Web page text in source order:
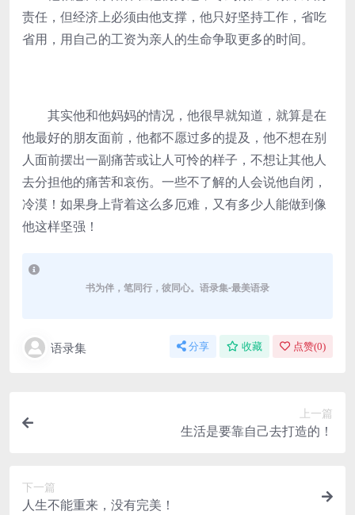
责任，但经济上必须由他支撑，他只好坚持工作，省吃
省用，用自己的工资为亲人的生命争取更多的时间。
其实他和他妈妈的情况，他很早就知道，就算是在
他最好的朋友面前，他都不愿过多的提及，他不想在别
人面前摆出一副痛苦或让人可怜的样子，不想让其他人
去分担他的痛苦和哀伤。一些不了解的人会说他自闭，
冷漠！如果身上背着这么多厄难，又有多少人能做到像
他这样坚强！
书为伴，笔同行，彼同心。语录集-最美语录
语录集 分享 收藏 点赞(0)
上一篇
生活是要靠自己去打造的！
下一篇
人生不能重来，没有完美！